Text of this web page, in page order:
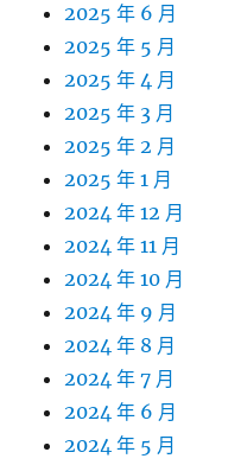
2025 年 6 月
2025 年 5 月
2025 年 4 月
2025 年 3 月
2025 年 2 月
2025 年 1 月
2024 年 12 月
2024 年 11 月
2024 年 10 月
2024 年 9 月
2024 年 8 月
2024 年 7 月
2024 年 6 月
2024 年 5 月